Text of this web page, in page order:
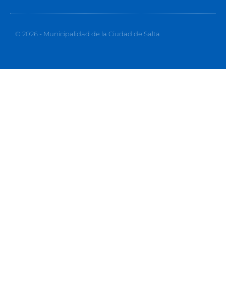
© 2026 - Municipalidad de la Ciudad de Salta